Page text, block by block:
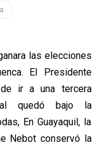
las elecciones
El Presidente
ir a una tercera
quedó bajo la
En Guayaquil, la
Nebot conservó la